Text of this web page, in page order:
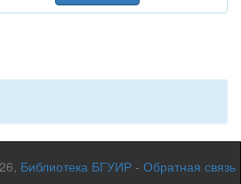
Библиотека БГУИР - Обратная связь